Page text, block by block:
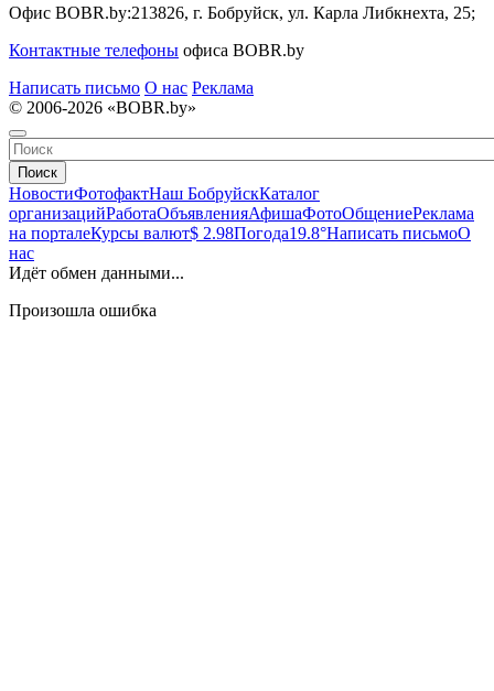
Офис BOBR.by:213826, г. Бобруйск, ул. Карла Либкнехта, 25;
Контактные телефоны офиса BOBR.by
Написать письмо О нас Реклама
© 2006-2026 «BOBR.by»
Поиск
НовостиФотофактНаш БобруйскКаталог
организацийРаботаОбъявленияАфишаФотоОбщениеРеклама
на порталеКурсы валют$ 2.98Погода19.8°Написать письмоО
нас
Идёт обмен данными...
Произошла ошибка